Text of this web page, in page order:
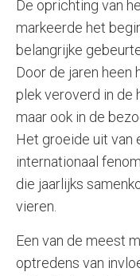
De oprichting van
markeerde het
belangrijke
Door de jaren
plek veroverd in de
maar ook in de
Het groeide uit van
internationaal
die jaarlijks
vieren.
Een van de meest
optredens van